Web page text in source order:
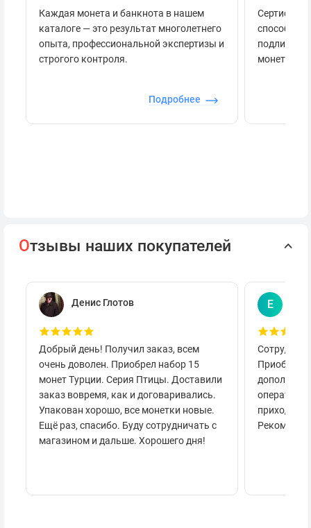
Каждая монета и банкнота в нашем
каталоге — это результат многолетнего
опыта, профессиональной экспертизы и
строгого контроля.
Подробнее
способов
монеты.
Отзывы наших покупателей
Денис Глотов
Добрый день! Получил заказ, всем
очень доволен. Приобрел набор 15
монет Турции. Серия Птицы. Доставили
заказ вовремя, как и договаривались.
Упакован хорошо, все монетки новые.
Ещё раз, спасибо. Буду сотрудничать с
магазином и дальше. Хорошего дня!
Е
приходило